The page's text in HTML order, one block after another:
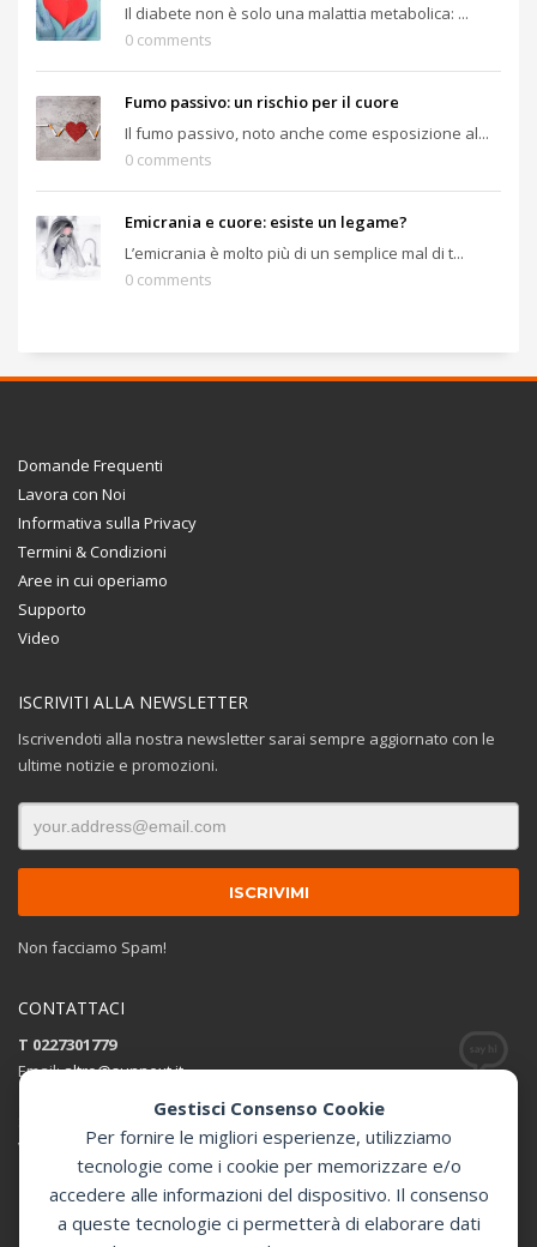
Gestisci Consenso Cookie
Per fornire le migliori esperienze, utilizziamo
tecnologie come i cookie per memorizzare e/o
accedere alle informazioni del dispositivo. Il consenso
a queste tecnologie ci permetterà di elaborare dati
Il diabete non è solo una malattia metabolica: ...
0 comments
Fumo passivo: un rischio per il cuore
Il fumo passivo, noto anche come esposizione al...
0 comments
Emicrania e cuore: esiste un legame?
L’emicrania è molto più di un semplice mal di t...
0 comments
Domande Frequenti
Lavora con Noi
Informativa sulla Privacy
Termini & Condizioni
Aree in cui operiamo
Supporto
Video
ISCRIVITI ALLA NEWSLETTER
Iscrivendoti alla nostra newsletter sarai sempre aggiornato con le
ultime notizie e promozioni.
Non facciamo Spam!
CONTATTACI
T 0227301779
Email:altro@sunnext.it
Via Perugino 44 , 20093 Cologno Monzese (MI)
Apri in Google Maps